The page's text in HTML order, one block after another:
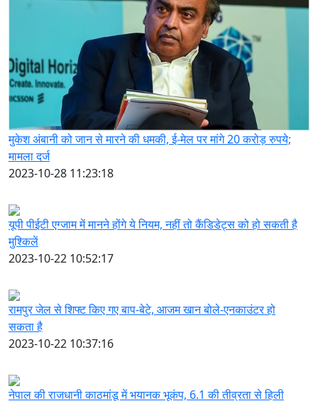
मुकेश अंबानी को जान से मारने की धमकी, ई-मेल पर मांगे 20 करोड़ रुपये;
मामला दर्ज
2023-10-28 11:23:18
यूपी पीईटी एग्जाम में मानने होंगे ये नियम, नहीं तो कैंडिडेट्स को हो सकती है
मुश्किलें
2023-10-22 10:52:17
रामपुर जेल से शिफ्ट किए गए बाप-बेटे, आजम खान बोले-एनकाउंटर हो
सकता है
2023-10-22 10:37:16
नेपाल की राजधानी काठमांडू में भयानक भूकंप, 6.1 की तीव्रता से हिली